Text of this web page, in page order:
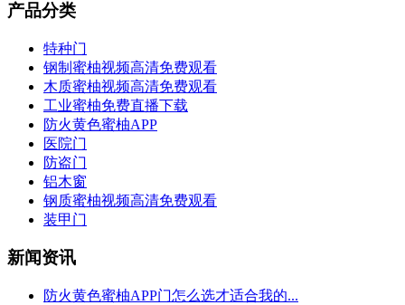
产品分类
特种门
钢制蜜柚视频高清免费观看
木质蜜柚视频高清免费观看
工业蜜柚免费直播下载
防火黄色蜜柚APP
医院门
防盗门
铝木窗
钢质蜜柚视频高清免费观看
装甲门
新闻资讯
防火黄色蜜柚APP门怎么选才适合我的...